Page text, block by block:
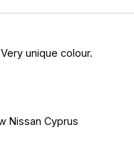
unique colour.
Nissan Cyprus